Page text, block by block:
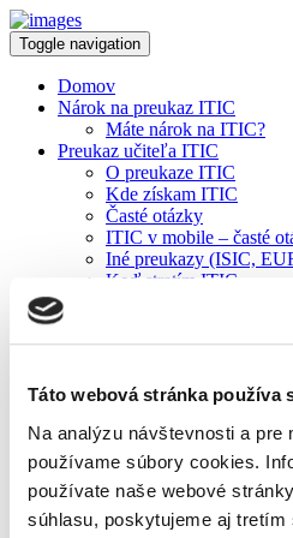
Táto webová stránka používa
Na analýzu návštevnosti a pre
používame súbory cookies.
používate naše webové
súhlasu, poskytujeme aj tretím
Toggle navigation
Domov
Nárok na preukaz ITIC
Máte nárok na ITIC?
Preukaz učiteľa ITIC
O preukaze ITIC
Kde získam ITIC
Časté otázky
ITIC v mobile – časté
Iné preukazy (ISIC,
Keď stratím ITIC
Zľavy
Yoxo paušál
Zľavy v zahraničí
Chcem novú zľavu
Predĺženie platnosti ITIC
Overte si platnosť
Ako predĺžiť platnosť
VŠ vydávajúce ITIC
ZŠ/SŠ vydávajúce ITIC